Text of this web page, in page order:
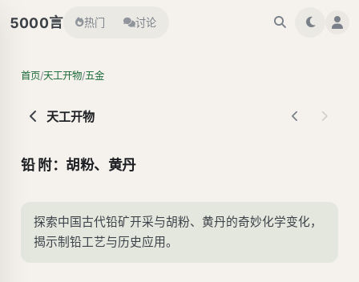
5000言 热门 讨论
首页/天工开物/五金
天工开物
铅 附：胡粉、黄丹
探索中国古代铅矿开采与胡粉、黄丹的奇妙化学变化，
揭示制铅工艺与历史应用。